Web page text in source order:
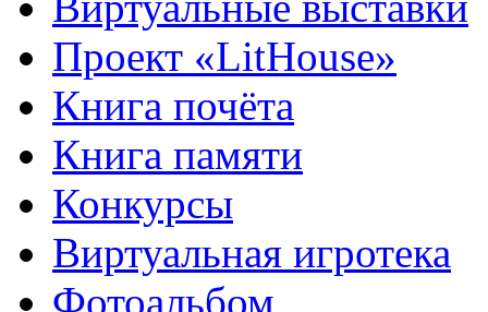
Проект «LitHouse»
Книга почёта
Книга памяти
Конкурсы
Виртуальная игротека
Фотоальбом